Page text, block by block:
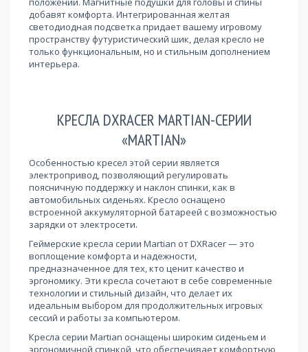
добавят комфорта. Интегрированная желтая
светодиодная подсветка придает вашему игровому
пространству футуристический шик, делая кресло не
только функциональным, но и стильным дополнением
интерьера.
КРЕСЛА DXRACER MARTIAN-СЕРИИ
«MARTIAN»
Особенностью кресел этой серии является
электропривод, позволяющий регулировать
поясничную поддержку и наклон спинки, как в
автомобильных сиденьях. Кресло оснащено
встроенной аккумуляторной батареей с возможностью
зарядки от электросети.
Геймерские кресла серии Martian от DXRacer — это
воплощение комфорта и надежности,
предназначенное для тех, кто ценит качество и
эргономику. Эти кресла сочетают в себе современные
технологии и стильный дизайн, что делает их
идеальным выбором для продолжительных игровых
сессий и работы за компьютером.
Кресла серии Martian оснащены широким сиденьем и
эргономичной спинкой, что обеспечивает комфортную